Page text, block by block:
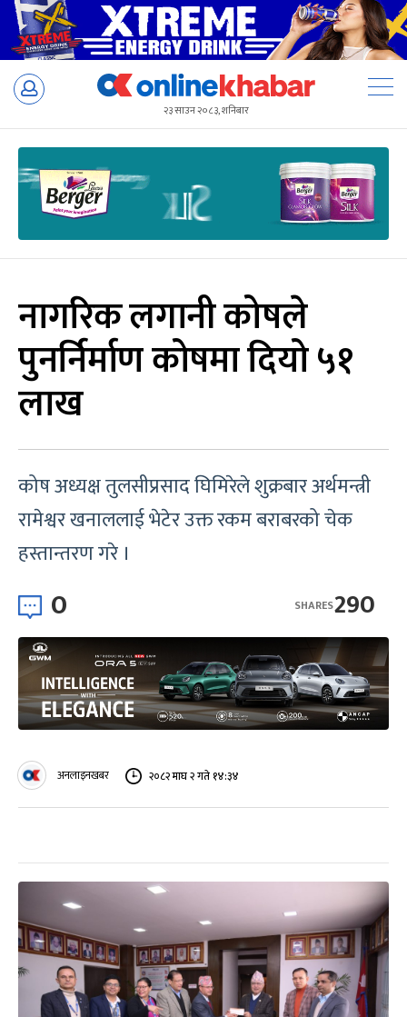
Skip
२३ साउन २०८३, शनिबार
नागरिक लगानी कोषले
पुनर्निर्माण कोषमा दियो ५१
लाख
कोष अध्यक्ष तुलसीप्रसाद घिमिरेले शुक्रबार अर्थमन्त्री
रामेश्वर खनाललाई भेटेर उक्त रकम बराबरको चेक
हस्तान्तरण गरे ।
0 290
SHARES
अनलाइनखबर २०८२ माघ २ गते १४:३४